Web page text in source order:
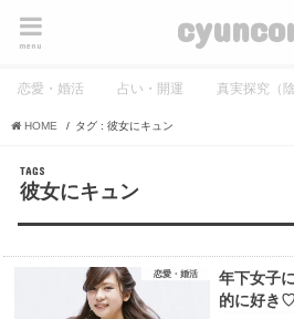
menu
恋愛・婚活 占い・開運 真実探究（
HOME タグ : 彼女にキュン
彼女にキュン
恋愛・婚活
年下女子
的に好き♡